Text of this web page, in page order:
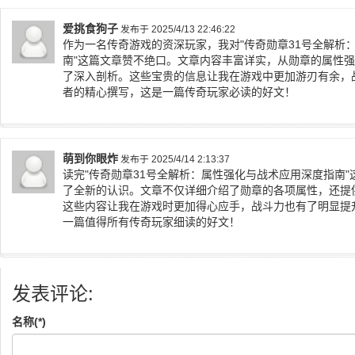
爱挑食狗子 发布于 2025/4/13 22:46:22
作为一名传奇游戏的资深玩家，我对"传奇勋章31号全解析
南"这篇文章赞不绝口。文章内容丰富详实，从勋章的属性
了深入剖析。这些宝贵的信息让我在游戏中更加游刃有余
者的精心撰写，这是一篇传奇玩家必读的好文！
萌到你眼炸 发布于 2025/4/14 2:13:37
读完"传奇勋章31号全解析：属性强化与战术应用深度指南
了全新的认识。文章不仅详细介绍了勋章的各项属性，还
这些内容让我在游戏时更加得心应手，战斗力也有了明显
一篇值得所有传奇玩家细读的好文！
发表评论:
名称(*)